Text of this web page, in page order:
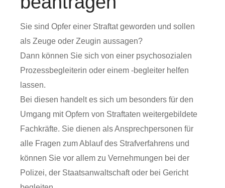
Sie sind Opfer einer Straftat geworden und sollen
als Zeuge oder Zeugin aussagen?
Dann können Sie sich von einer psychosozialen
Prozessbegleiterin oder einem -begleiter helfen
lassen.
Bei diesen handelt es sich um besonders für den
Umgang mit Opfern von Straftaten weitergebildete
Fachkräfte. Sie dienen als Ansprechpersonen für
alle Fragen zum Ablauf des Strafverfahrens und
können Sie vor allem zu Vernehmungen bei der
Polizei, der Staatsanwaltschaft oder bei Gericht